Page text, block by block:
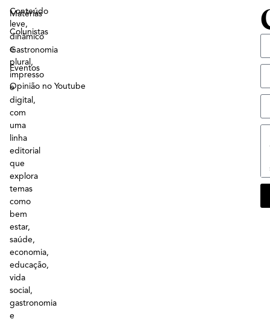
Conteúdo
leve,
dinâmico
e
plural,
impresso
e
digital,
com
uma
linha
editorial
que
explora
temas
como
bem
estar,
saúde,
economia,
educação,
vida
social,
gastronomia
e
Matérias
Colunistas
Gastronomia
Eventos
Opinião no Youtube